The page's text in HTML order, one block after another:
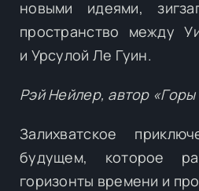
новыми идеями,
пространство между
и Урсулой Ле Гуин.
Рэй Нейлер, автор
Залихватское
будущем, которое
горизонты времени и